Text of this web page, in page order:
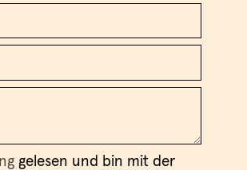
gelesen und bin mit der